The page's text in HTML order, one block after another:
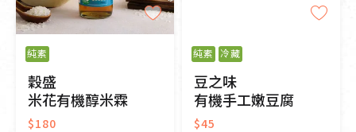
純素
穀盛
米花有機醇米霖
$180
純素 冷藏
豆之味
有機手工嫩豆腐
$45